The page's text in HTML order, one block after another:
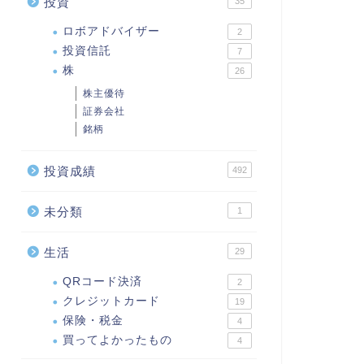
ロボアドバイザー 2
投資信託 7
株 26
株主優待
証券会社
銘柄
投資成績 492
未分類 1
生活 29
QRコード決済 2
クレジットカード 19
保険・税金 4
買ってよかったもの 4